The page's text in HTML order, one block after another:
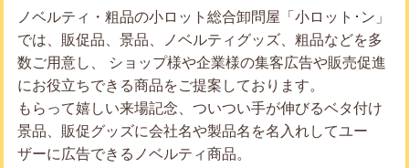
ノベルティ・粗品の小ロット総合卸問屋「小ロット･ン」
では、販促品、景品、ノベルティグッズ、粗品などを多
数ご用意し、 ショップ様や企業様の集客広告や販売促進
にお役立ちできる商品をご提案しております。
もらって嬉しい来場記念、ついつい手が伸びるベタ付け
景品、販促グッズに会社名や製品名を名入れしてユー
ザーに広告できるノベルティ商品。